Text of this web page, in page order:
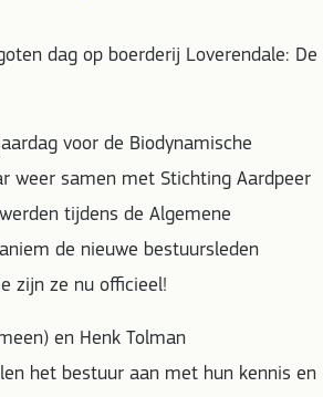
dag op boerderij Loverendale: De
voor de Biodynamische
weer samen met Stichting Aardpeer
tijdens de Algemene
de nieuwe bestuursleden
zijn ze nu officieel!
en Henk Tolman
het bestuur aan met hun kennis en